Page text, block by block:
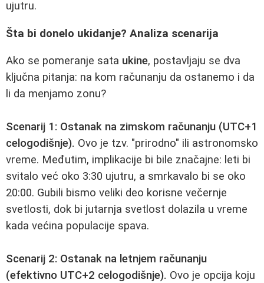
ujutru.
Šta bi donelo ukidanje? Analiza scenarija
Ako se pomeranje sata ukine, postavljaju se dva
ključna pitanja: na kom računanju da ostanemo i da
li da menjamo zonu?
Scenarij 1: Ostanak na zimskom računanju (UTC+1
celogodišnje). Ovo je tzv. "prirodno" ili astronomsko
vreme. Međutim, implikacije bi bile značajne: leti bi
svitalo već oko 3:30 ujutru, a smrkavalo bi se oko
20:00. Gubili bismo veliki deo korisne večernje
svetlosti, dok bi jutarnja svetlost dolazila u vreme
kada većina populacije spava.
Scenarij 2: Ostanak na letnjem računanju
(efektivno UTC+2 celogodišnje). Ovo je opcija koju